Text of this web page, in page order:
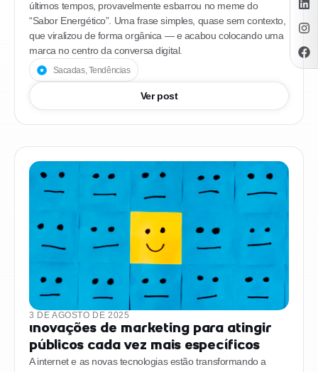
últimos tempos, provavelmente esbarrou no meme do
“Sabor Energético”. Uma frase simples, quase sem contexto,
que viralizou de forma orgânica — e acabou colocando uma
marca no centro da conversa digital.
Sacadas,Tendências
Ver post
3 DE AGOSTO DE 2025
Inovações de marketing para atingir
públicos cada vez mais específicos
A internet e as novas tecnologias estão transformando a